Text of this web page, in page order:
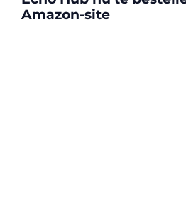
Amazon-site